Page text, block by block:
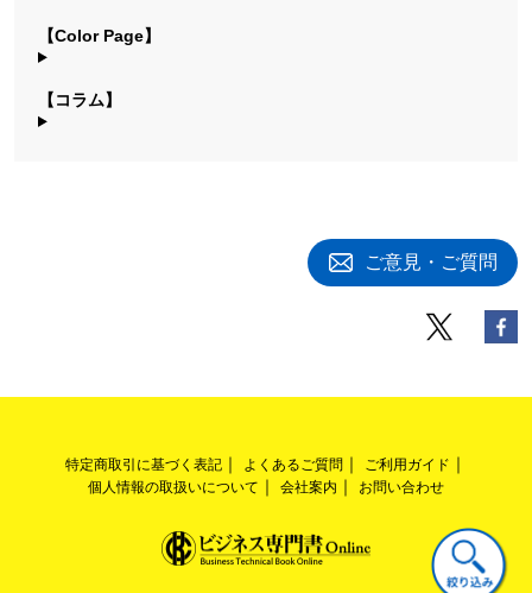
【Color Page】
【コラム】
ご意見・ご質問
特定商取引に基づく表記 よくあるご質問
ご利用ガイド
個人情報の取扱いについて
会社案内 お問い合わせ